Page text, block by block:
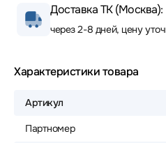
Доставка ТК (Москва):
через 2-8 дней, цену
Характеристики товара
Артикул
Партномер